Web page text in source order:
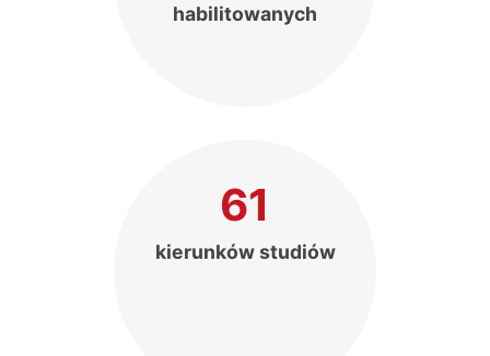
habilitowanych
61
kierunków studiów